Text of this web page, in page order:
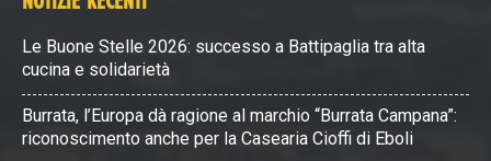
Le Buone Stelle 2026: successo a Battipaglia tra alta
cucina e solidarietà
Burrata, l’Europa dà ragione al marchio “Burrata Campana”:
riconoscimento anche per la Casearia Cioffi di Eboli